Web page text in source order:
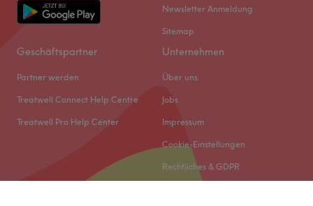
Newsletter Anmeldung
Sitemap
Geschäftspartner
Partner werden
Treatwell Connect Help Centre
Treatwell Pro Help Center
Unternehmen
Über uns
Jobs
Impressum
Cookie-Einstellungen
Rechtliches & GDPR